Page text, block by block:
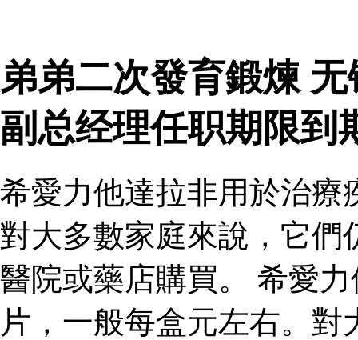
弟弟二次發育鍛煉
副总经理任职期限到
希愛力他達拉非用於治療
對大多數家庭來說，它們
醫院或藥店購買。 希愛
片，一般每盒元左右。